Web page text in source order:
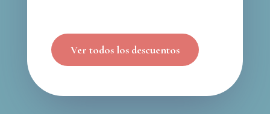
Ver todos los descuentos